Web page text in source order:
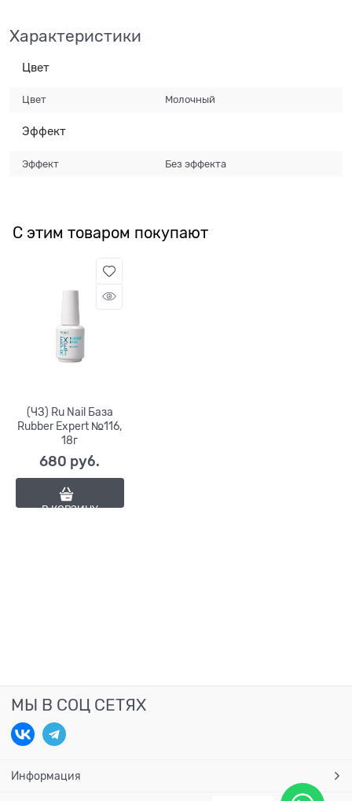
Характеристики
Цвет
Цвет Молочный
Эффект
Эффект Без эффекта
С этим товаром покупают
(ЧЗ) Ru Nail База
Rubber Expert №116,
18г
680 руб.
В КОРЗИНУ
МЫ В СОЦ СЕТЯХ
Информация